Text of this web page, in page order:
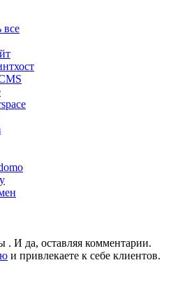
все
. И да, оставляя комментарии.
и привлекаете к себе клиентов.